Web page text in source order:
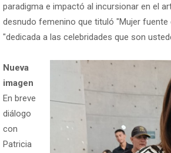
paradigma e impactó al incursionar en el
desnudo femenino que tituló "Mujer
"dedicada a las celebridades que son
Nueva
imagen
En breve
diálogo
con
Patricia